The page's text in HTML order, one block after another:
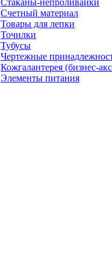
Стаканы-непроливайки
Счетный материал
Товары для лепки
Точилки
Тубусы
Чертежные
Кожгалантерея (бизнес-
Элементы питания